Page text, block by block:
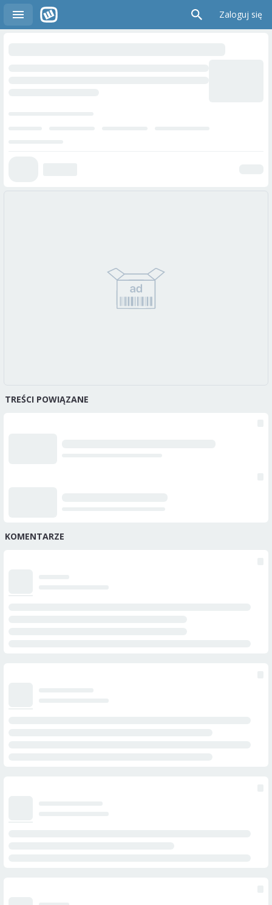
Zaloguj się
TREŚCI POWIĄZANE
KOMENTARZE